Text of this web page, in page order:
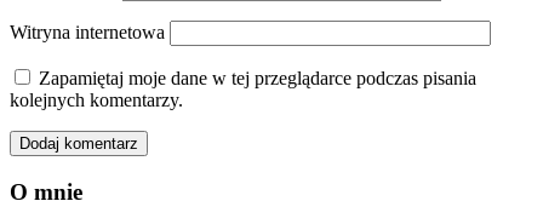
Witryna internetowa
Zapamiętaj moje dane w tej przeglądarce podczas pisania
kolejnych komentarzy.
O mnie